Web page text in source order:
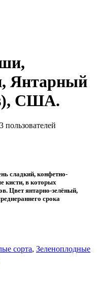
Янтарный
США.
3 пользователей
сладкий, конфетно-
кисти, в которых
Цвет янтарно-зелёный,
срока
сорта, Зеленоплодные